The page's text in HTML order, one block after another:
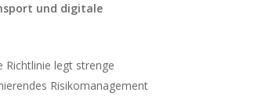
und digitale
Richtlinie legt strenge
Risikomanagement